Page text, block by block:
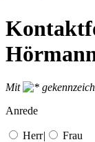
Mit
Anrede
Herr| Frau